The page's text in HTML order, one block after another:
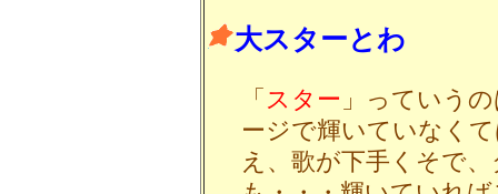
大スターとわ
「 スター 」っていう
ージで輝いていなく
え、歌が下手くそで